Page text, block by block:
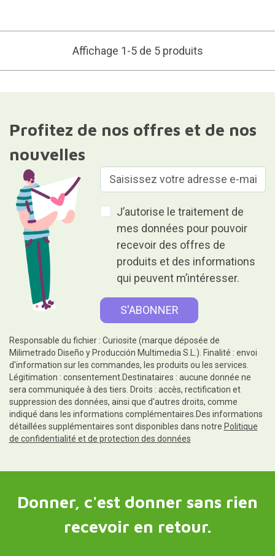
Affichage 1-5 de 5 produits
Profitez de nos offres et de nos
nouvelles
J’autorise le traitement de
mes données pour pouvoir
recevoir des offres de
produits et des informations
qui peuvent m’intéresser.
Responsable du fichier : Curiosite (marque déposée de
Milimetrado Diseño y Producción Multimedia S.L.). Finalité : envoi
d'information sur les commandes, les produits ou les services.
Légitimation : consentement.Destinataires : aucune donnée ne
sera communiquée à des tiers. Droits : accès, rectification et
suppression des données, ainsi que d'autres droits, comme
indiqué dans les informations complémentaires.Des informations
détaillées supplémentaires sont disponibles dans notre Politique
de confidentialité et de protection des données
Donner, c'est donner sans rien
recevoir en retour.